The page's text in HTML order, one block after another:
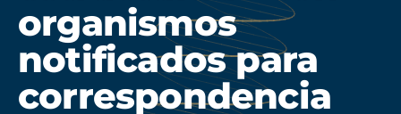
organismos
notificados para
correspondencia